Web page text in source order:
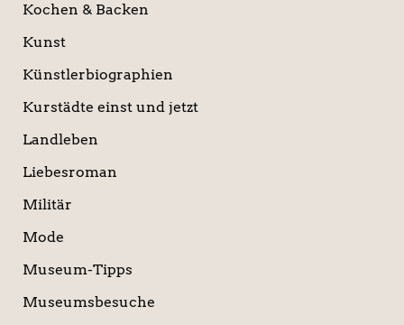
Kochen & Backen
Kunst
Künstlerbiographien
Kurstädte einst und jetzt
Landleben
Liebesroman
Militär
Mode
Museum-Tipps
Museumsbesuche